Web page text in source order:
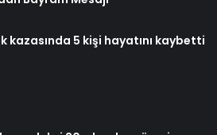
5 kişi hayatını kaybetti